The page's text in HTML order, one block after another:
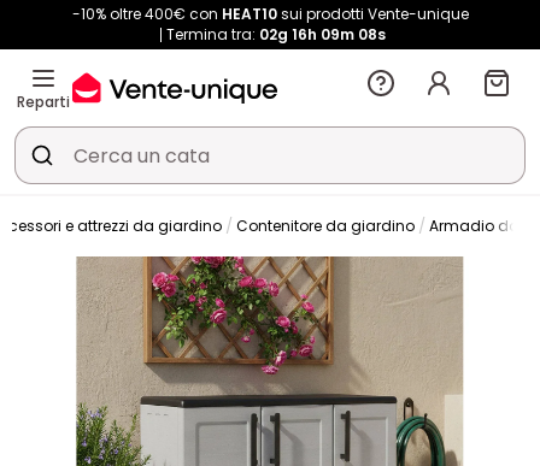
-10% oltre 400€ con HEAT10sui prodotti Vente-unique
Termina tra: 02g 16h 09m 07s
Reparti
e attrezzi da giardino Contenitore da giardino Armadio da